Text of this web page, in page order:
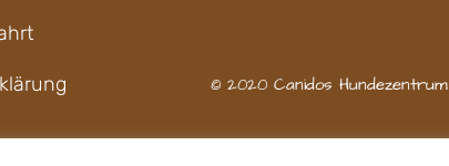
© 2020 Canidos Hundezentrum